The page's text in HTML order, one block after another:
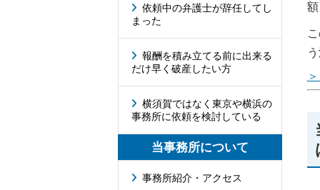
依頼中の弁護士が辞任してし
まった
報酬を積み立てる前に出来る
だけ早く破産したい方
横須賀ではなく東京や横浜の
事務所に依頼を検討している
当事務所について
事務所紹介・アクセス